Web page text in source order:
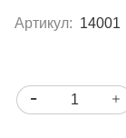
Артикул: 14001